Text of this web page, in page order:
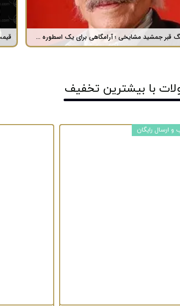
سنگ قبر جمشید مشایخی ؛ آرامگاهی برای یک اسطوره هنری
ارسال رایگان
با ​بیشترین تخفیف